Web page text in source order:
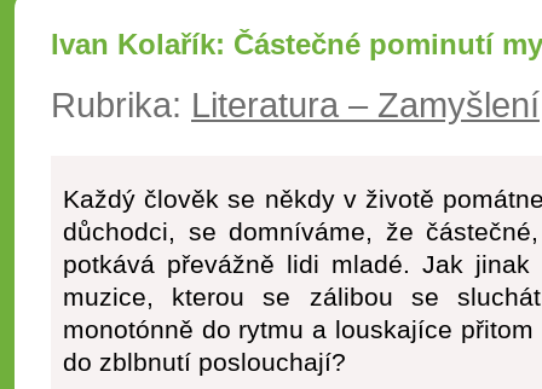
Ivan Kolařík: Částečné pominutí
Rubrika: Literatura – Zamyšlení
Každý člověk se někdy v životě
důchodci, se domníváme, že
potkává převážně lidi mladé. Jak
muzice, kterou se zálibou se
monotónně do rytmu a louskajíce
do zblbnutí poslouchají?